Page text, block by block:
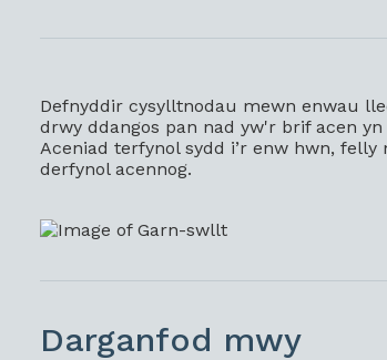
Defnyddir cysylltnodau mewn enwau
drwy ddangos pan nad yw'r brif acen
Aceniad terfynol sydd i’r enw hwn,
derfynol acennog.
Darganfod mwy